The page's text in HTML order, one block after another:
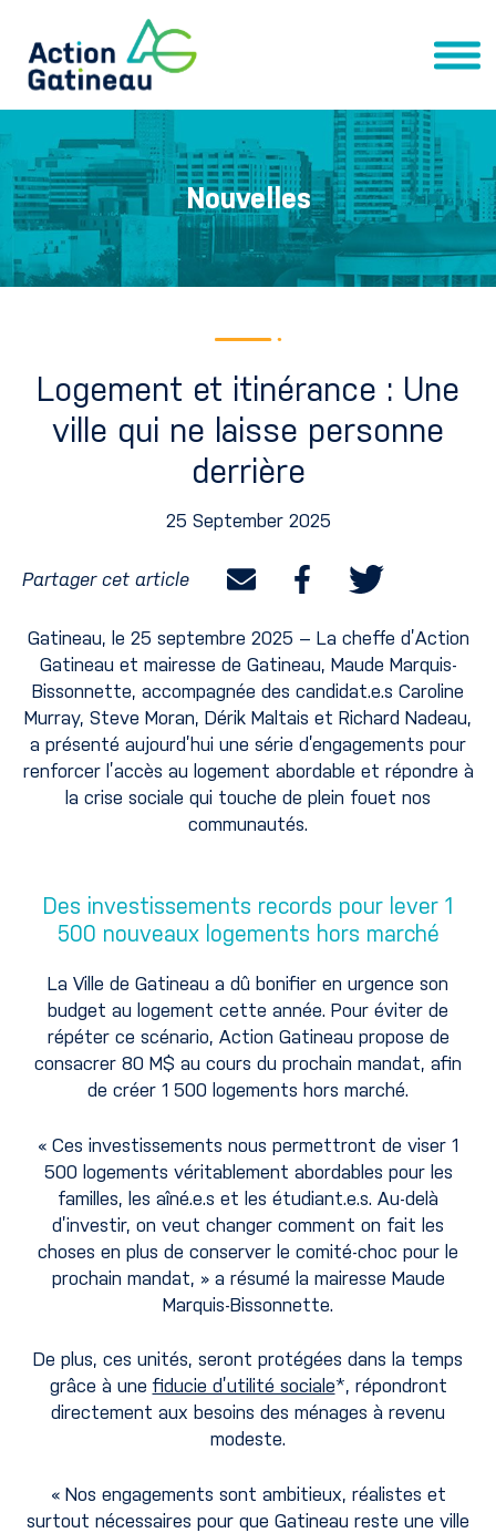
Nouvelles
Logement et itinérance : Une
ville qui ne laisse personne
derrière
25 September 2025
Partager cet article
Gatineau, le 25 septembre 2025 – La cheffe d’Action
Gatineau et mairesse de Gatineau, Maude Marquis-
Bissonnette, accompagnée des candidat.e.s Caroline
Murray, Steve Moran, Dérik Maltais et Richard Nadeau,
a présenté aujourd’hui une série d’engagements pour
renforcer l’accès au logement abordable et répondre à
la crise sociale qui touche de plein fouet nos
communautés.
Des investissements records pour lever 1
500 nouveaux logements hors marché
La Ville de Gatineau a dû bonifier en urgence son
budget au logement cette année. Pour éviter de
répéter ce scénario, Action Gatineau propose de
consacrer 80 M$ au cours du prochain mandat, afin
de créer 1 500 logements hors marché.
« Ces investissements nous permettront de viser 1
500 logements véritablement abordables pour les
familles, les aîné.e.s et les étudiant.e.s. Au-delà
d’investir, on veut changer comment on fait les
choses en plus de conserver le comité-choc pour le
prochain mandat, » a résumé la mairesse Maude
Marquis-Bissonnette.
De plus, ces unités, seront protégées dans la temps
grâce à unefiducie d’utilité sociale*, répondront
directement aux besoins des ménages à revenu
modeste.
« Nos engagements sont ambitieux, réalistes et
surtout nécessaires pour que Gatineau reste une ville